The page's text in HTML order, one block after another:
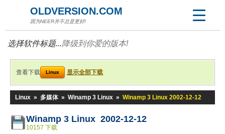
OLDVERSION.COM
因为NEER并不总是更好!
选择软件标题...降级到你爱的版本!
查看下载 Linux 显示全部下载
Linux » 多媒体 » Winamp 3 Linux » Winamp 3 Linux 2002-12-12
Winamp 3 Linux 2002-12-12
10157 下载